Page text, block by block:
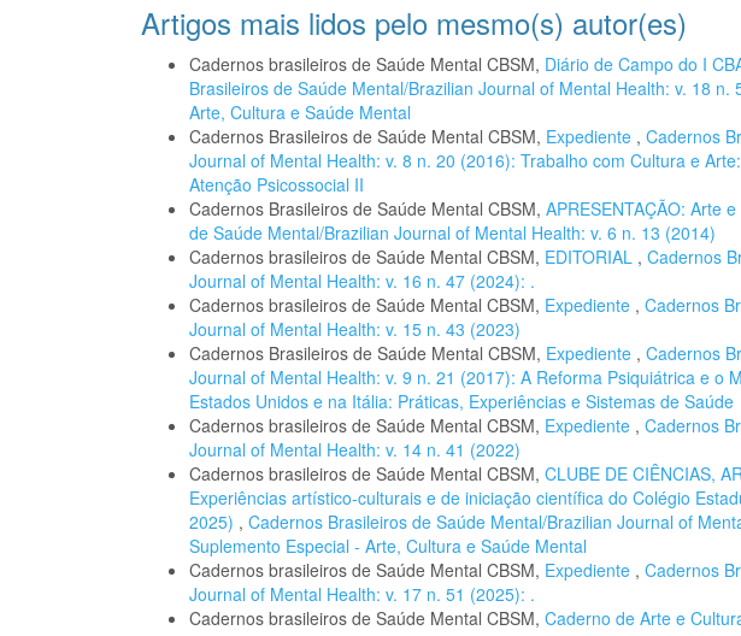
Artigos mais lidos pelo mesmo(s) autor(es)
Cadernos brasileiros de Saúde Mental CBSM, Diário de Campo do I
Brasileiros de Saúde Mental/Brazilian Journal of Mental Health: v. 18 n.
Arte, Cultura e Saúde Mental
Cadernos Brasileiros de Saúde Mental CBSM, Expediente , Cadernos
Journal of Mental Health: v. 8 n. 20 (2016): Trabalho com Cultura e
Atenção Psicossocial II
Cadernos Brasileiros de Saúde Mental CBSM, APRESENTAÇÃO: Arte
de Saúde Mental/Brazilian Journal of Mental Health: v. 6 n. 13 (2014)
Cadernos brasileiros de Saúde Mental CBSM, EDITORIAL , Cadernos
Journal of Mental Health: v. 16 n. 47 (2024): .
Cadernos brasileiros de Saúde Mental CBSM, Expediente , Cadernos
Journal of Mental Health: v. 15 n. 43 (2023)
Cadernos Brasileiros de Saúde Mental CBSM, Expediente , Cadernos
Journal of Mental Health: v. 9 n. 21 (2017): A Reforma Psiquiátrica e o
Estados Unidos e na Itália: Práticas, Experiências e Sistemas de Saúde
Cadernos brasileiros de Saúde Mental CBSM, Expediente , Cadernos
Journal of Mental Health: v. 14 n. 41 (2022)
Cadernos brasileiros de Saúde Mental CBSM, CLUBE DE CIÊNCIAS,
Experiências artístico-culturais e de iniciação científica do Colégio
2025) , Cadernos Brasileiros de Saúde Mental/Brazilian Journal of
Suplemento Especial - Arte, Cultura e Saúde Mental
Cadernos brasileiros de Saúde Mental CBSM, Expediente , Cadernos
Journal of Mental Health: v. 17 n. 51 (2025): .
Cadernos brasileiros de Saúde Mental CBSM, Caderno de Arte e